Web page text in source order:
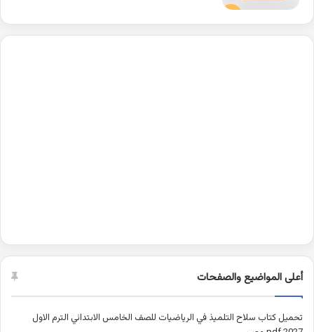
أعلى المواضيع والصفحات
تحميل كتاب سلاح التلميذ في الرياضيات للصف الخامس الابتدائي الترم الاول